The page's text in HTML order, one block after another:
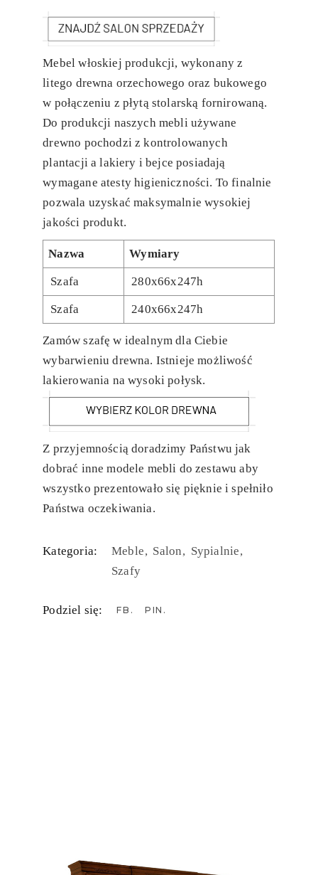
Mebel włoskiej produkcji, wykonany z
litego drewna orzechowego oraz bukowego
w połączeniu z płytą stolarską fornirowaną.
Do produkcji naszych mebli używane
drewno pochodzi z kontrolowanych
plantacji a lakiery i bejce posiadają
wymagane atesty higieniczności. To finalnie
pozwala uzyskać maksymalnie wysokiej
jakości produkt.
Nazwa Wymiary
Szafa 280x66x247h
Szafa 240x66x247h
Zamów szafę w idealnym dla Ciebie
wybarwieniu drewna. Istnieje możliwość
lakierowania na wysoki połysk.
Z przyjemnością doradzimy Państwu jak
dobrać inne modele mebli do zestawu aby
wszystko prezentowało się pięknie i spełniło
Państwa oczekiwania.
Kategoria: Meble Salon Sypialnie
Szafy
Podziel się: FB PIN